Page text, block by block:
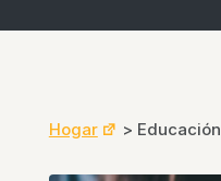
Hogar > Educación